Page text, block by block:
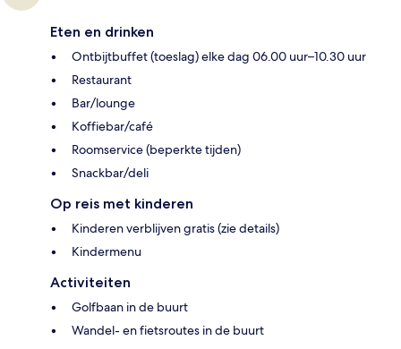
Eten en drinken
Ontbijtbuffet (toeslag) elke dag 06.00 uur–10.30 uur
Restaurant
Bar/lounge
Koffiebar/café
Roomservice (beperkte tijden)
Snackbar/deli
Op reis met kinderen
Kinderen verblijven gratis (zie details)
Kindermenu
Activiteiten
Golfbaan in de buurt
Wandel- en fietsroutes in de buurt